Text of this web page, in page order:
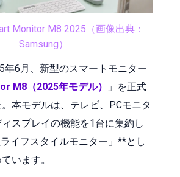
Monitor M8 2025（画像出典：
Samsung）
年6月、新型のスマートモニター
M8（2025年モデル）
」を正式
本モデルは、テレビ、PCモニタ
スプレイの機能を1台に集約し
イフスタイルモニター」**とし
います。